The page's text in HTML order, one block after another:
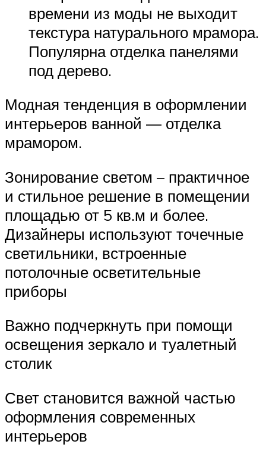
времени из моды не выходит
текстура натурального мрамора.
Популярна отделка панелями
под дерево.
Модная тенденция в оформлении
интерьеров ванной — отделка
мрамором.
Зонирование светом – практичное
и стильное решение в помещении
площадью от 5 кв.м и более.
Дизайнеры используют точечные
светильники, встроенные
потолочные осветительные
приборы
Важно подчеркнуть при помощи
освещения зеркало и туалетный
столик
Свет становится важной частью
оформления современных
интерьеров